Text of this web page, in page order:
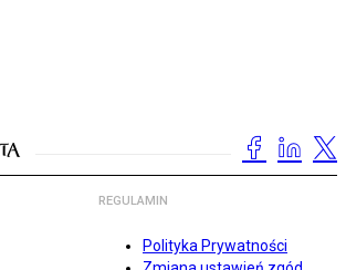
REGULAMIN
Polityka Prywatności